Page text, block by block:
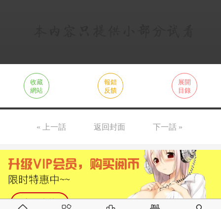
收藏
網站
報錯
反饋
展開
目錄
« 上一話 返回封面 下一話 »